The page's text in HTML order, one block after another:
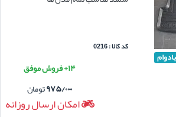
بادوام
کد کالا : 0216
۱۴+ فروش موفق
۹۷۵/۰۰۰تومان
امکان ارسال روزانه